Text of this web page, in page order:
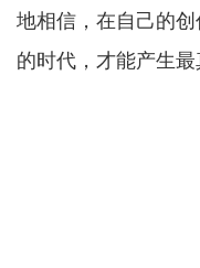
地相信，在自己的
的时代，才能产生最